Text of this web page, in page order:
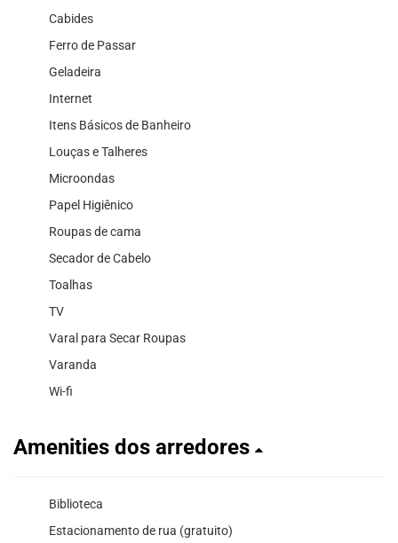
Cabides
Ferro de Passar
Geladeira
Internet
Itens Básicos de Banheiro
Louças e Talheres
Microondas
Papel Higiênico
Roupas de cama
Secador de Cabelo
Toalhas
TV
Varal para Secar Roupas
Varanda
Wi-fi
Amenities dos arredores
Biblioteca
Estacionamento de rua (gratuito)